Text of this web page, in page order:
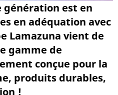
génération est en
en adéquation avec
Lamazuna vient de
gamme de
conçue pour la
produits durables,
!